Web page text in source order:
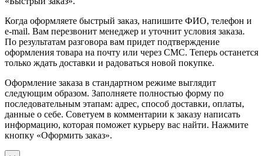
Когда оформляете быстрый заказ, напишите ФИО, телефон и
e-mail. Вам перезвонит менеджер и уточнит условия заказа.
По результатам разговора вам придет подтверждение
оформления товара на почту или через СМС. Теперь останется
только ждать доставки и радоваться новой покупке.
Оформление заказа в стандартном режиме выглядит
следующим образом. Заполняете полностью форму по
последовательным этапам: адрес, способ доставки, оплаты,
данные о себе. Советуем в комментарии к заказу написать
информацию, которая поможет курьеру вас найти. Нажмите
кнопку «Оформить заказ».